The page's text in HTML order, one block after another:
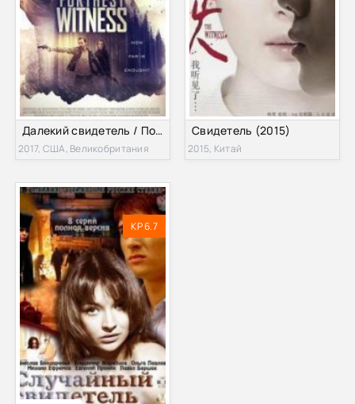
Далекий свидетель / Последний свидетель (2017)
2017, США, Великобритания
Свидетель (2015)
2015, Китай
KP 6.7